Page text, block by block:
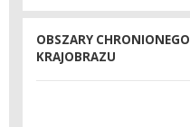
OBSZARY CHRONIONEGO
KRAJOBRAZU